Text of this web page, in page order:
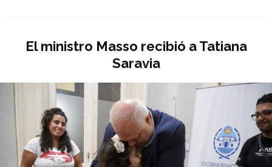
El ministro Masso recibió a Tatiana
Saravia